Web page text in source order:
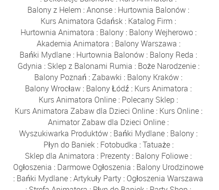
Balony z Helem :Anonse : Hurtownia Balonów :
Kurs Animatora Gdańsk : Katalog Firm :
Hurtownia Animatora : Balony: Balony Wejherowo:
Akademia Animatora : Balony Warszawa :
Bańki Mydlane : Hurtownia Balonów : Balony Reda :
Gdynia : Sklep z Balonami Rumia : Boże Narodzenie:
Balony Poznań :Zabawki : Balony Kraków :
Balony Wrocław : Balony Łódź : Kurs Animatora :
Kurs Animatora Online : Polecany Sklep :
Kurs Animatora Zabaw dla Dzieci Online: Kurs Online:
Animator Zabaw dla Dzieci Online :
Wyszukiwarka Produktów : Bańki Mydlane : Balony :
Płyn do Baniek: Fotobudka :Tatuaże:
Sklep dla Animatora : Prezenty : Balony Foliowe :
Ogłoszenia : Darmowe Ogłoszenia : Balony Urodzinowe
: Bańki Mydlane :Artykuły Party : Ogłoszenia Warszawa